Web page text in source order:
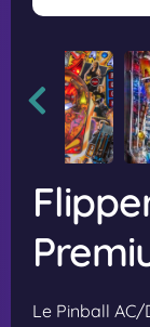
Le Pinball